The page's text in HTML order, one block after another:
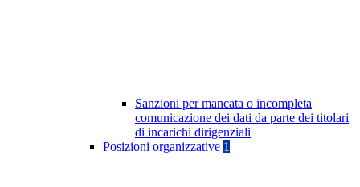
Sanzioni per mancata o incompleta
comunicazione dei dati da parte dei titolari
di incarichi dirigenziali
Posizioni organizzative 1